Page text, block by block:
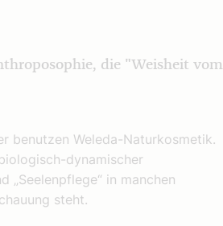
die "Weisheit vom
benutzen Weleda-Naturkosmetik.
dynamischer
„Seelenpflege“ in manchen
steht.